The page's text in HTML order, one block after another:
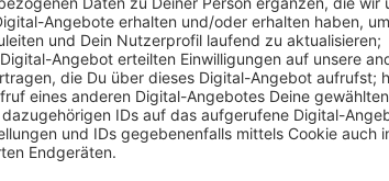
auch Oberbürgermeisterkandidat der FDP.
Veröffentlicht: Dienstag, 09.06.2020 18:15
Anzeige